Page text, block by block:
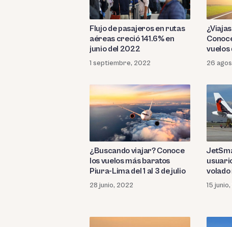
Flujo de pasajeros en rutas
aéreas creció 141.6% en
junio del 2022
1 septiembre, 2022
vuelos
26
¿Buscando viajar? Conoce
los vuelos más baratos
Piura-Lima del 1 al 3 de julio
28 junio, 2022
volado
15